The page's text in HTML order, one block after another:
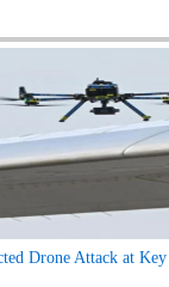
Drone Attack at